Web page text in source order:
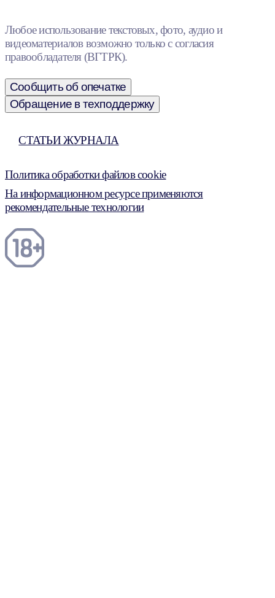
Любое использование текстовых, фото, аудио и
видеоматериалов возможно только с согласия
правообладателя (ВГТРК).
Сообщить об опечатке
Обращение в техподдержку
СТАТЬИ ЖУРНАЛА
Политика обработки файлов cookie
На информационном ресурсе применяются
рекомендательные технологии